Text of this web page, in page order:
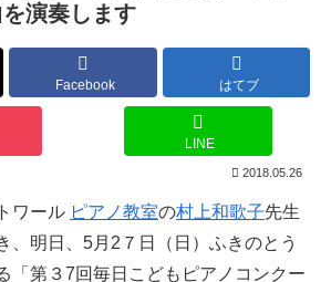
演奏します
Facebook はてブ
LINE
2018.05.26
ワール ピアノ教室の村上和歌子先生
、明日、5月2７日（日）ふきのとう
「第３7回毎日こどもピアノコンクー